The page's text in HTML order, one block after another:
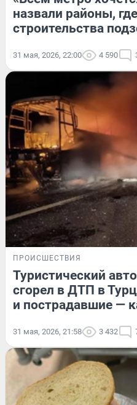
назвали районы,
строительства
31 мая, 2026, 22:00 4 590
ПРОИСШЕСТВИЯ
Туристический
сгорел в ДТП в
и пострадавшие —
31 мая, 2026, 21:58 3 432